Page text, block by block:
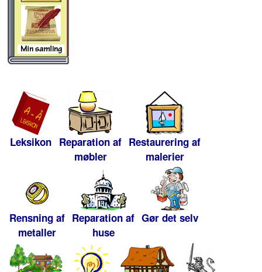
Leksikon Reparation af
møbler
Restaurering af
malerier
Rensning af
metaller
Reparation af
huse
Gør det selv